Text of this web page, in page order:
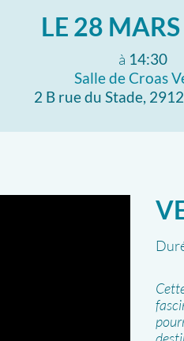
LE 28
à 14:30
Salle de Croas
2 B rue du Stade,